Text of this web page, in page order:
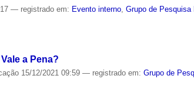
— registrado em: Evento interno,Grupo de
a Pena?
15/12/2021 09:59— registrado em:Grupo de